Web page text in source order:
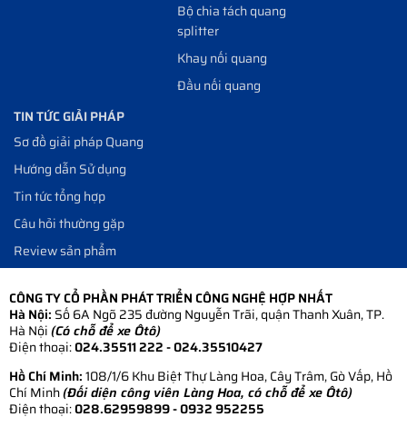
Bộ chia tách quang
splitter
Khay nối quang
Đầu nối quang
TIN TỨC GIẢI PHÁP
Sơ đồ giải pháp Quang
Hướng dẫn Sử dụng
Tin tức tổng hợp
Câu hỏi thường gặp
Review sản phẩm
CÔNG TY CỔ PHẦN PHÁT TRIỂN CÔNG NGHỆ HỢP NHẤT
Hà Nội: Số 6A Ngõ 235 đường Nguyễn Trãi, quận Thanh Xuân, TP.
Hà Nội(Có chỗ để xe Ôtô)
Điện thoại:024.35511 222 - 024.35510427
Hồ Chí Minh:108/1/6 Khu Biệt Thự Làng Hoa, Cây Trâm, Gò Vấp, Hồ
Chí Minh(Đối diện công viên Làng Hoa, có chỗ để xe Ôtô)
Điện thoại:028.62959899- 0932 952255